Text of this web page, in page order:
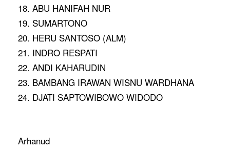
18. ABU HANIFAH NUR
19. SUMARTONO
20. HERU SANTOSO (ALM)
21. INDRO RESPATI
22. ANDI KAHARUDIN
23. BAMBANG IRAWAN WISNU WARDHANA
24. DJATI SAPTOWIBOWO WIDODO
Arhanud